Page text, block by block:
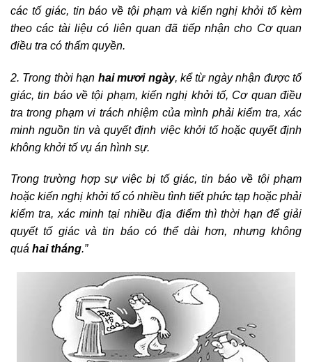
các tố giác, tin báo về tội phạm và kiến nghị khởi tố kèm
theo các tài liệu có liên quan đã tiếp nhận cho Cơ quan
điều tra có thẩm quyền.
2. Trong thời hạn hai mươi ngày, kể từ ngày nhận được tố
giác, tin báo về tội phạm, kiến nghị khởi tố, Cơ quan điều
tra trong phạm vi trách nhiệm của mình phải kiểm tra, xác
minh nguồn tin và quyết định việc khởi tố hoặc quyết định
không khởi tố vụ án hình sự.
Trong trường hợp sự việc bị tố giác, tin báo về tội phạm
hoặc kiến nghị khởi tố có nhiều tình tiết phức tạp hoặc phải
kiểm tra, xác minh tại nhiều địa điểm thì thời hạn để giải
quyết tố giác và tin báo có thể dài hơn, nhưng không
quá hai tháng.”